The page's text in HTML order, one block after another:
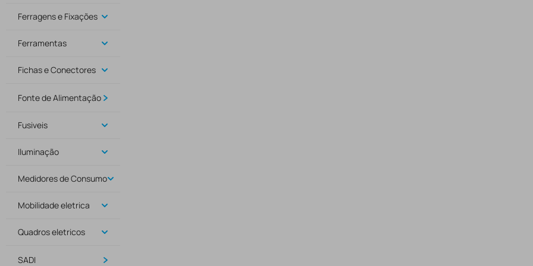
Ferragens e Fixações
Ferramentas
Fichas e Conectores
Fonte de Alimentação
Fusiveis
Iluminação
Medidores de Consumo
Mobilidade eletrica
Quadros eletricos
SADI